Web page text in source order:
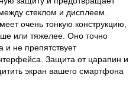
стеклом и дисплеем.
очень тонкую конструкцию,
или тяжелее. Оно точно
и не препятствует
Защита от царапин и
экран вашего смартфона